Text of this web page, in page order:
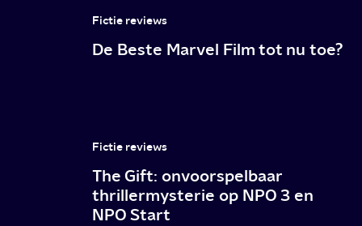
Fictie reviews
De Beste Marvel Film tot nu toe?
Fictie reviews
The Gift: onvoorspelbaar
thrillermysterie op NPO 3 en
NPO Start